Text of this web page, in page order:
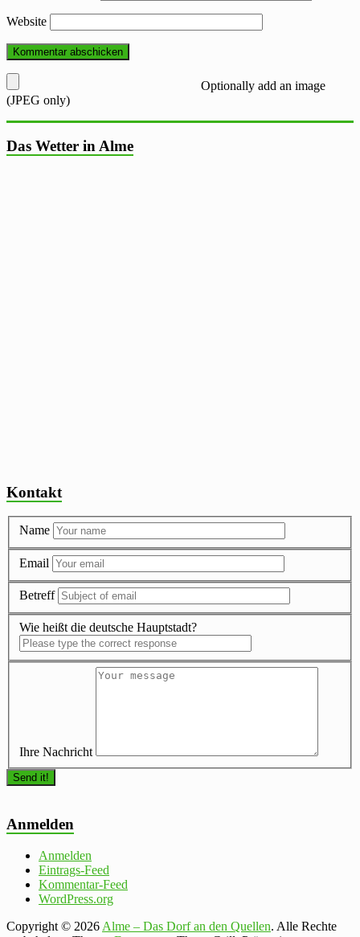
Website
Optionally add an image
(JPEG only)
Das Wetter in Alme
Kontakt
Name
Email
Betreff
Wie heißt die deutsche Hauptstadt?
Ihre Nachricht
Anmelden
Anmelden
Eintrags-Feed
Kommentar-Feed
WordPress.org
Copyright © 2026 Alme – Das Dorf an den Quellen. Alle Rechte